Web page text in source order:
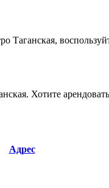
Таганская,
Хотите
Адрес